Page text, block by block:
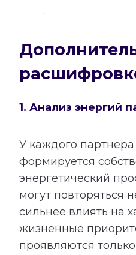
1. Анализ энергий
У каждого
формируется
энергетический
могут повторяться
сильнее влиять на
жизненные
проявляются